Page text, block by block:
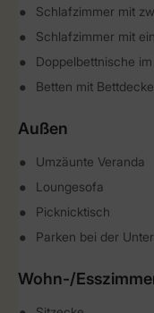
Schlafzimmer mit
Schlafzimmer mit
Doppelbettnische
Betten mit
Außen
Umzäunte Veranda
Loungesofa
Picknicktisch
Parken bei der
Wohn-/